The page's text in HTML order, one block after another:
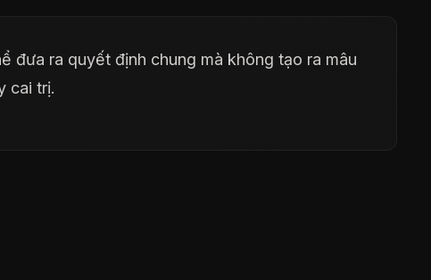
đưa ra quyết định chung mà không tạo ra mâu
cai trị.